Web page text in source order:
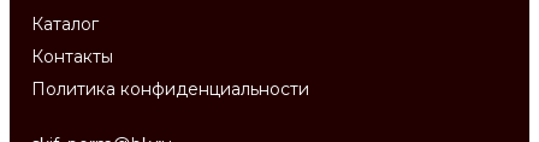
Каталог
Контакты
Политика конфиденциальности